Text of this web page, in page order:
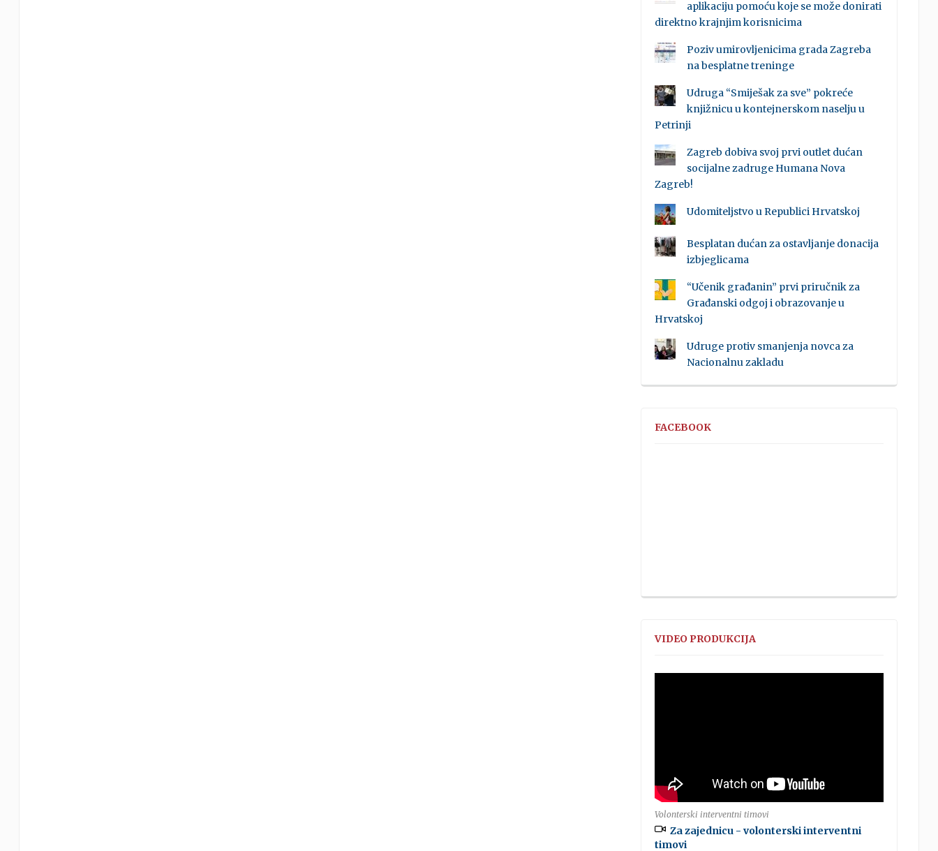
aplikaciju pomoću koje se može donirati
direktno krajnjim korisnicima
Poziv umirovljenicima grada Zagreba
na besplatne treninge
Udruga “Smiješak za sve” pokreće
knjižnicu u kontejnerskom naselju u
Petrinji
Zagreb dobiva svoj prvi outlet dućan
socijalne zadruge Humana Nova
Zagreb!
Udomiteljstvo u Republici Hrvatskoj
Besplatan dućan za ostavljanje donacija
izbjeglicama
“Učenik građanin” prvi priručnik za
Građanski odgoj i obrazovanje u
Hrvatskoj
Udruge protiv smanjenja novca za
Nacionalnu zakladu
FACEBOOK
VIDEO PRODUKCIJA
Volonterski interventni timovi
Za zajednicu - volonterski interventni
timovi